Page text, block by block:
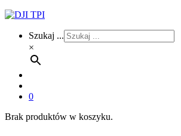
Szukaj ...
×
0
Brak produktów w koszyku.